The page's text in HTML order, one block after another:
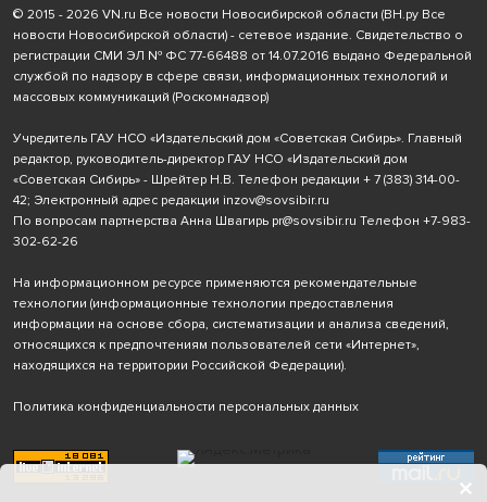
© 2015 - 2026 VN.ru Все новости Новосибирской области (ВН.ру Все
новости Новосибирской области) - сетевое издание. Свидетельство о
регистрации СМИ ЭЛ № ФС 77-66488 от 14.07.2016 выдано Федеральной
службой по надзору в сфере связи, информационных технологий и
массовых коммуникаций (Роскомнадзор)
Учредитель ГАУ НСО «Издательский дом «Советская Сибирь». Главный
редактор, руководитель-директор ГАУ НСО «Издательский дом
«Советская Сибирь» - Шрейтер Н.В. Телефон редакции + 7 (383) 314-00-
42; Электронный адрес редакции inzov@sovsibir.ru
По вопросам партнерства Анна Швагирь pr@sovsibir.ru Телефон +7-983-
302-62-26
На информационном ресурсе применяются рекомендательные
технологии (информационные технологии предоставления
информации на основе сбора, систематизации и анализа сведений,
относящихся к предпочтениям пользователей сети «Интернет»,
находящихся на территории Российской Федерации).
Политика конфиденциальности персональных данных